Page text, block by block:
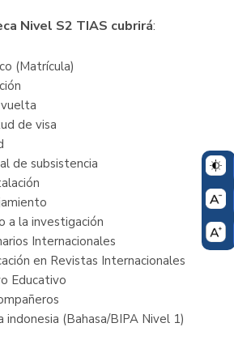
Nivel S2 TIAS cubrirá:
(Matrícula)
de visa
de subsistencia
a la investigación
Internacionales
en Revistas Internacionales
Educativo
indonesia (Bahasa/BIPA Nivel 1)